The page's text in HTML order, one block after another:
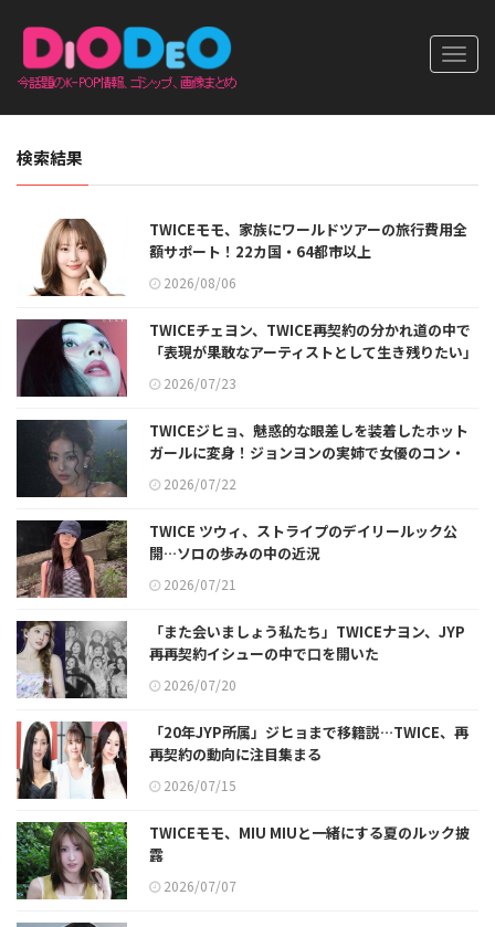
検索結果
TWICEモモ、家族にワールドツアーの旅行費用全
額サポート！22カ国・64都市以上
2026/08/06
TWICEチェヨン、TWICE再契約の分かれ道の中で
「表現が果敢なアーティストとして生き残りたい」
2026/07/23
TWICEジヒョ、魅惑的な眼差しを装着したホット
ガールに変身！ジョンヨンの実姉で女優のコン・
スンヨンも「やばい」
2026/07/22
TWICE ツウィ、ストライプのデイリールック公
開…ソロの歩みの中の近況
2026/07/21
「また会いましょう私たち」TWICEナヨン、JYP
再再契約イシューの中で口を開いた
2026/07/20
「20年JYP所属」ジヒョまで移籍説…TWICE、再
再契約の動向に注目集まる
2026/07/15
TWICEモモ、MIU MIUと一緒にする夏のルック披
露
2026/07/07